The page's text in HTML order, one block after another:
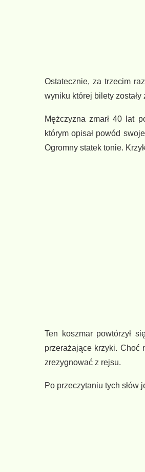
Ostatecznie, za trzecim
wyniku której bilety
Mężczyzna zmarł 40 lat
którym opisał powód
Ogromny statek tonie.
Ten koszmar powtórzył
przerażające krzyki. Choć
zrezygnować z rejsu.
Po przeczytaniu tych słów